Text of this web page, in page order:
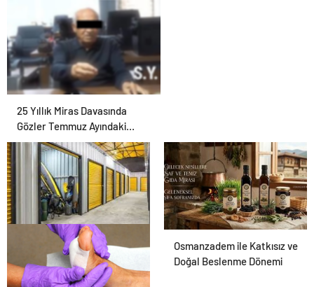
25 Yıllık Miras Davasında
Gözler Temmuz Ayındaki
Karar Duruşmasına Çevrildi
Eşya Depolama ile Güvenli
Saklama Rehberi
Osmanzadem ile Katkısız ve
Doğal Beslenme Dönemi